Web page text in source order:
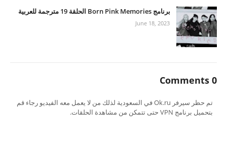
برنامج Born Pink Memories الحلقة 19 مترجمة للعربية
June 18, 2023
0 Comments
تم حظر سيرفر Ok.ru في السعودية لذلك من لا يعمل معه الفيديو رجاء قم
بتحميل برنامج VPN حتى تتمكن من مشاهدة الحلقات.